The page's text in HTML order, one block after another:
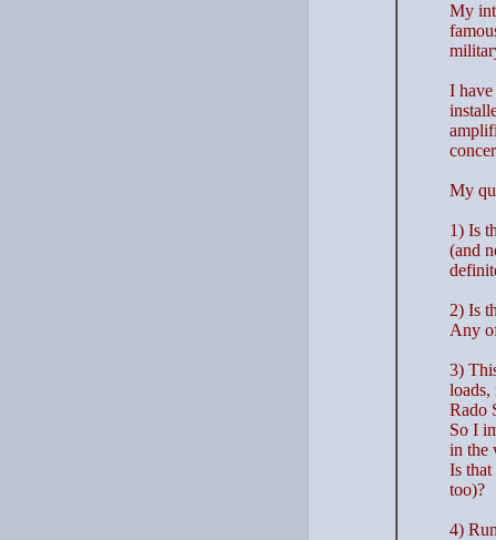
My
I
My
1) Is
(and
2) Is
Any
3)
loads,
Rado
So I
in the
Is
too)?
4)